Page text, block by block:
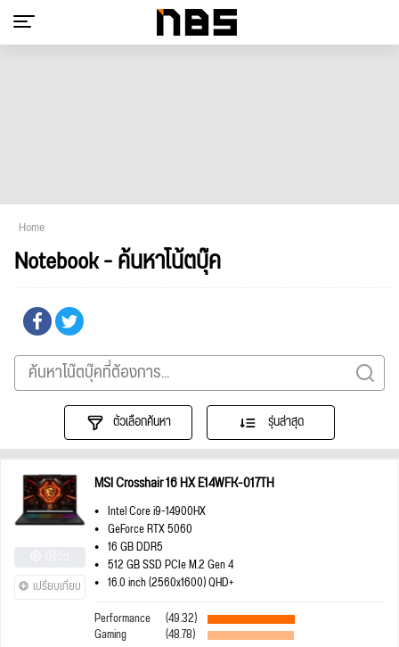
Home
Notebook - ค้นหาโน้ตบุ๊ค
ตัวเลือกค้นหา รุ่นล่าสุด
เปรียบเทียบ
MSI Crosshair 16 HX E14WFK-017TH
Intel Core i9-14900HX
GeForce RTX 5060
16 GB DDR5
512 GB SSD PCIe M.2 Gen 4
16.0 inch (2560x1600) QHD+
Performance
(49.32)
Gaming (48.78)